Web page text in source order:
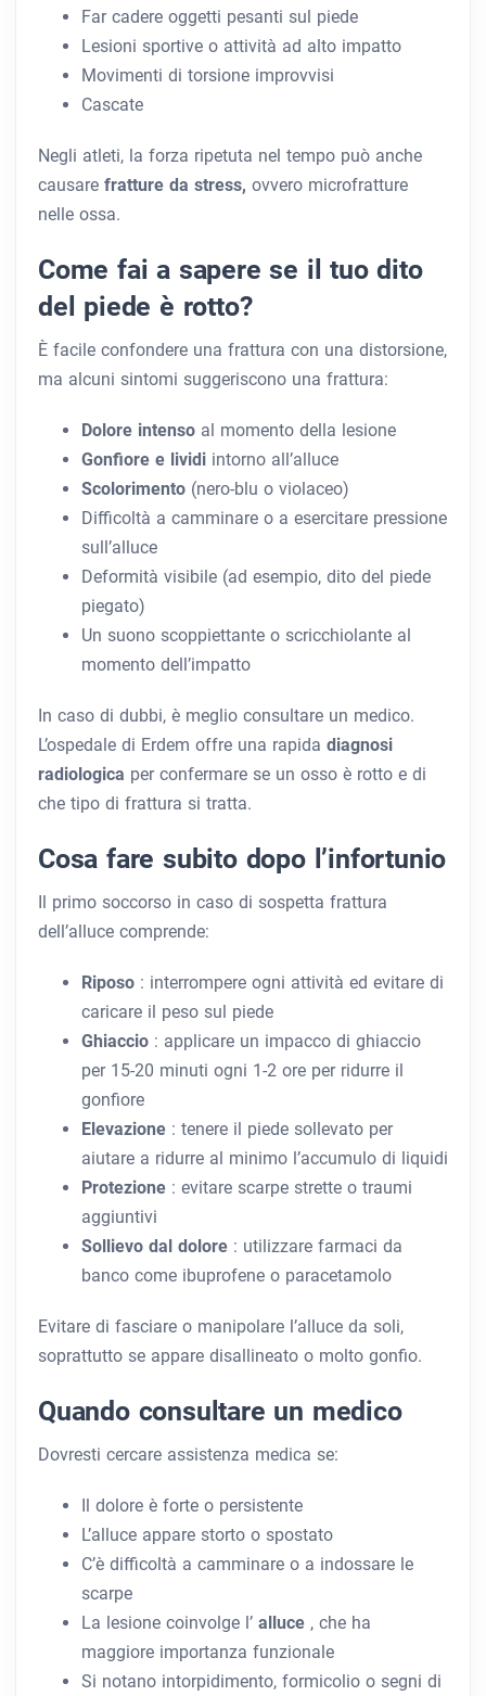
Far cadere oggetti pesanti sul piede
Lesioni sportive o attività ad alto impatto
Movimenti di torsione improvvisi
Cascate
Negli atleti, la forza ripetuta nel tempo può anche
causare fratture da stress, ovvero microfratture
nelle ossa.
Come fai a sapere se il tuo dito
del piede è rotto?
È facile confondere una frattura con una distorsione,
ma alcuni sintomi suggeriscono una frattura:
Dolore intenso al momento della lesione
Gonfiore e lividi intorno all’alluce
Scolorimento (nero-blu o violaceo)
Difficoltà a camminare o a esercitare pressione
sull’alluce
Deformità visibile (ad esempio, dito del piede
piegato)
Un suono scoppiettante o scricchiolante al
momento dell’impatto
In caso di dubbi, è meglio consultare un medico.
L’ospedale di Erdem offre una rapida diagnosi
radiologica per confermare se un osso è rotto e di
che tipo di frattura si tratta.
Cosa fare subito dopo l’infortunio
Il primo soccorso in caso di sospetta frattura
dell’alluce comprende:
Riposo : interrompere ogni attività ed evitare di
caricare il peso sul piede
Ghiaccio : applicare un impacco di ghiaccio
per 15-20 minuti ogni 1-2 ore per ridurre il
gonfiore
Elevazione : tenere il piede sollevato per
aiutare a ridurre al minimo l’accumulo di liquidi
Protezione : evitare scarpe strette o traumi
aggiuntivi
Sollievo dal dolore : utilizzare farmaci da
banco come ibuprofene o paracetamolo
Evitare di fasciare o manipolare l’alluce da soli,
soprattutto se appare disallineato o molto gonfio.
Quando consultare un medico
Dovresti cercare assistenza medica se:
Il dolore è forte o persistente
L’alluce appare storto o spostato
C’è difficoltà a camminare o a indossare le
scarpe
La lesione coinvolge l’ alluce , che ha
maggiore importanza funzionale
Si notano intorpidimento, formicolio o segni di